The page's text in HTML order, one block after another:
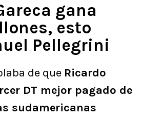
gana
esto
Pellegrini
de que Ricardo
DT mejor pagado de
sudamericanas